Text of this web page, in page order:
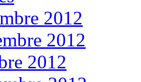
2012
2012
2012